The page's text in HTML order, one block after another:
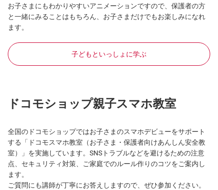
お子さまにもわかりやすいアニメーションですので、保護者の方
と一緒にみることはもちろん、お子さまだけでもお楽しみになれ
ます。
子どもといっしょに学ぶ
ドコモショップ親子スマホ教室
全国のドコモショップではお子さまのスマホデビューをサポート
する「ドコモスマホ教室（お子さま・保護者向けあんしん安全教
室）」を実施しています。SNSトラブルなどを避けるための注意
点、セキュリティ対策、ご家庭でのルール作りのコツをご案内し
ます。
ご質問にも講師が丁寧にお答えしますので、ぜひ参加ください。